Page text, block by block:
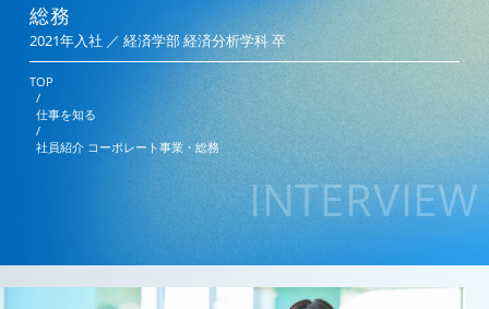
総務
2021年入社 ／ 経済学部 経済分析学科 卒
TOP
/
仕事を知る
/
社員紹介 コーポレート事業・総務
INTERVIEW